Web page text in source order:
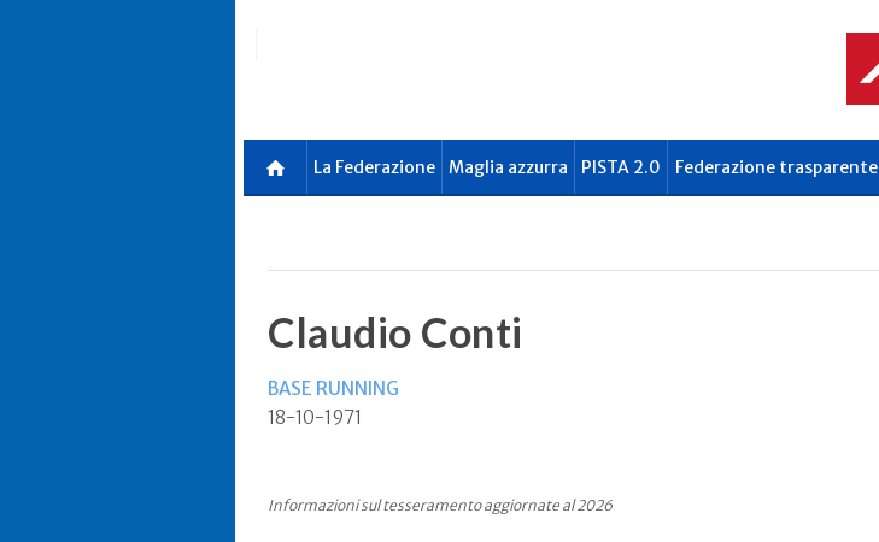
La Federazione Maglia azzurra PISTA 2.0 Federazione trasparente
Claudio Conti
BASE RUNNING
18-10-1971
Informazioni sul tesseramento aggiornate al 2026